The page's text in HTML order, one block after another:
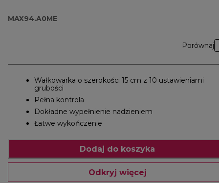
MAX94.A0ME
Porównaj
Wałkowarka o szerokości 15 cm z 10 ustawieniami
grubości
Pełna kontrola
Dokładne wypełnienie nadzieniem
Łatwe wykończenie
Dodaj do koszyka
Odkryj więcej